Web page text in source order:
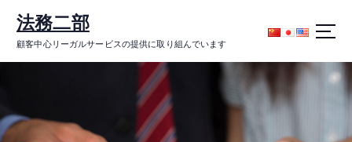
ン
ス
キ
法務二部
顧客中心リーガルサービスの提供に取り組んでいます